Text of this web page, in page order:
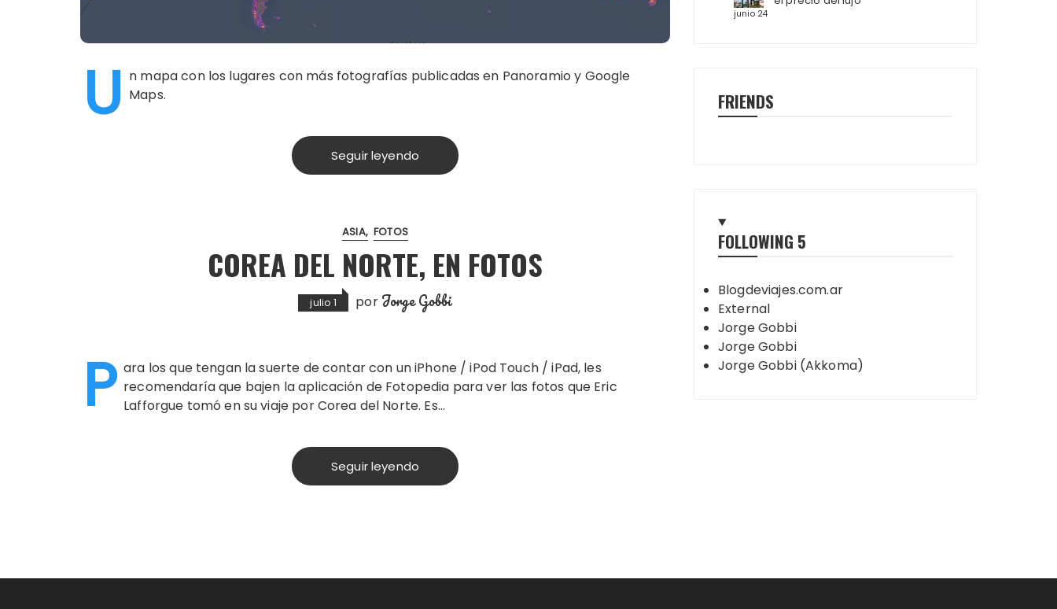
U n mapa con los lugares con más fotografías publicadas en Panoramio y Google
Maps.
Seguir leyendo
ASIA FOTOS
COREA DEL NORTE, EN FOTOS
julio 1 por Jorge Gobbi
P ara los que tengan la suerte de contar con un iPhone / iPod Touch / iPad, les
recomendaría que bajen la aplicación de Fotopedia para ver las fotos que Eric
Lafforgue tomó en su viaje por Corea del Norte. Es…
Seguir leyendo
junio 24
FRIENDS
FOLLOWING 5
Blogdeviajes.com.ar
External
Jorge Gobbi
Jorge Gobbi
Jorge Gobbi (Akkoma)